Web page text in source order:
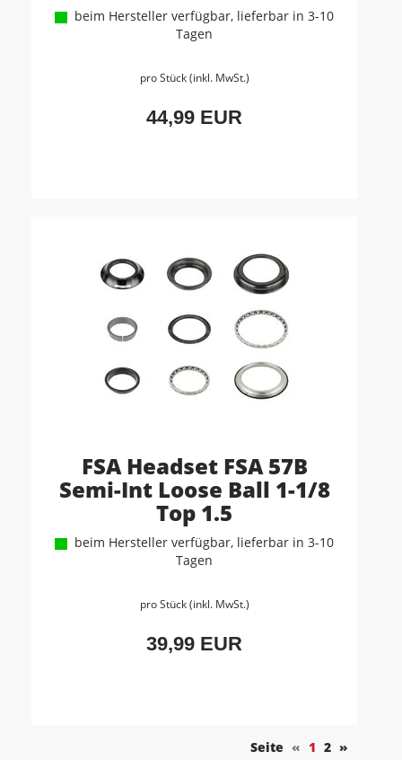
beim Hersteller verfügbar, lieferbar in 3-10
Tagen
pro Stück (inkl. MwSt.)
44,99 EUR
FSA Headset FSA 57B
Semi-Int Loose Ball 1-1/8
Top 1.5
beim Hersteller verfügbar, lieferbar in 3-10
Tagen
pro Stück (inkl. MwSt.)
39,99 EUR
Seite « 1 2 »